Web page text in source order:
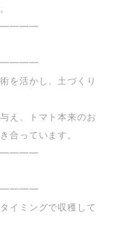
を活かし、土づくり
え、トマト本来のお
合っています。
イミングで収穫して